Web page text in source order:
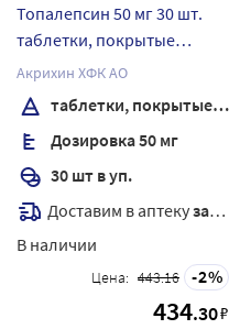
Топалепсин 50 мг 30 шт.
таблетки, покрытые
пленочной оболочкой
Акрихин ХФК АО
таблетки, покрытые пленочной оболочкой
Дозировка 50 мг
30 шт в уп.
Доставим в аптекузавтра
В наличии
Цена: 443.16 2
434.30₽